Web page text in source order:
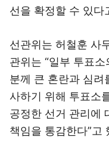
선을 확정할 수 있다
선관위는 허철훈 사
관위는 “일부 투표
분께 큰 혼란과 심려
사하기 위해 투표소
공정한 선거 관리에
책임을 통감한다”고